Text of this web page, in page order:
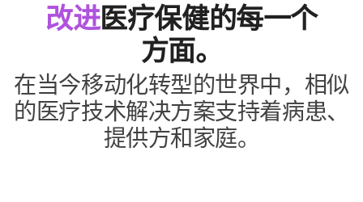
改进医​疗​保健​的​每​一​个​
方面。
在​当今​移动化转型​的​世界​中，​相似​
的​医疗​技术​解决​方案​支持​着​病患、​
提供​方​和​家庭。